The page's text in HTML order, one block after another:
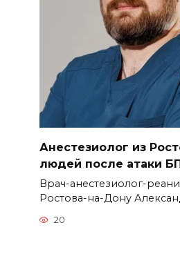
Анестезиолог из
людей после атаки
Врач-анестезиолог-
Ростова-на-Дону
20